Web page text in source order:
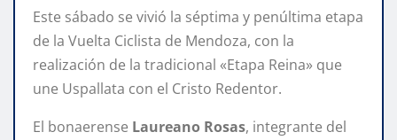
Este sábado se vivió la séptima y penúltima etapa
de la Vuelta Ciclista de Mendoza, con la
realización de la tradicional «Etapa Reina» que
une Uspallata con el Cristo Redentor.
El bonaerense Laureano Rosas, integrante del